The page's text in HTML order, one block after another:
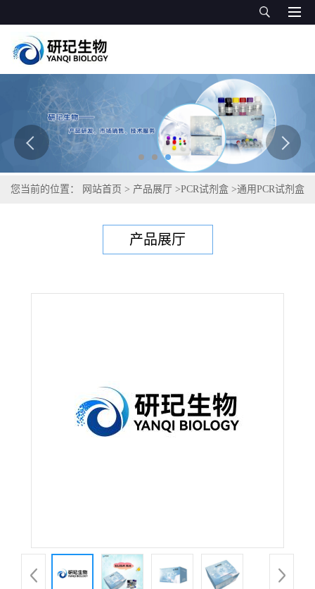
您当前的位置： 网站首页 > 产品展厅 >PCR试剂盒 >通用PCR试剂盒
产品展厅